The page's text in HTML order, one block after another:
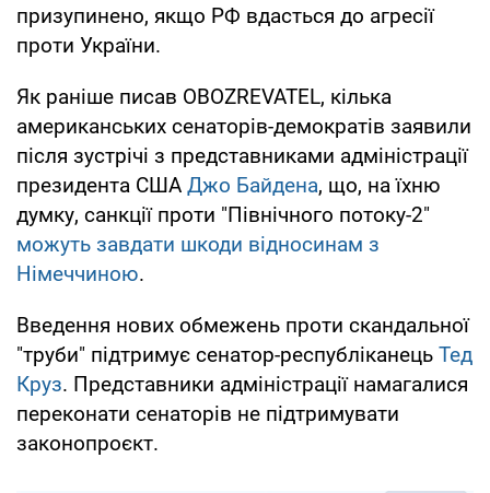
призупинено, якщо РФ вдасться до агресії
проти України.
Як раніше писав OBOZREVATEL, кілька
американських сенаторів-демократів заявили
після зустрічі з представниками адміністрації
президента США Джо Байдена, що, на їхню
думку, санкції проти "Північного потоку-2"
можуть завдати шкоди відносинам з
Німеччиною.
Введення нових обмежень проти скандальної
"труби" підтримує сенатор-республіканець Тед
Круз. Представники адміністрації намагалися
переконати сенаторів не підтримувати
законопроєкт.